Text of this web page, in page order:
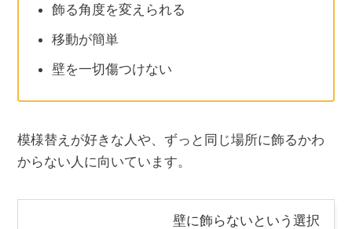
飾る角度を変えられる
移動が簡単
壁を一切傷つけない
模様替えが好きな人や、ずっと同じ場所に飾るかわ
からない人に向いています。
壁に飾らないという選択